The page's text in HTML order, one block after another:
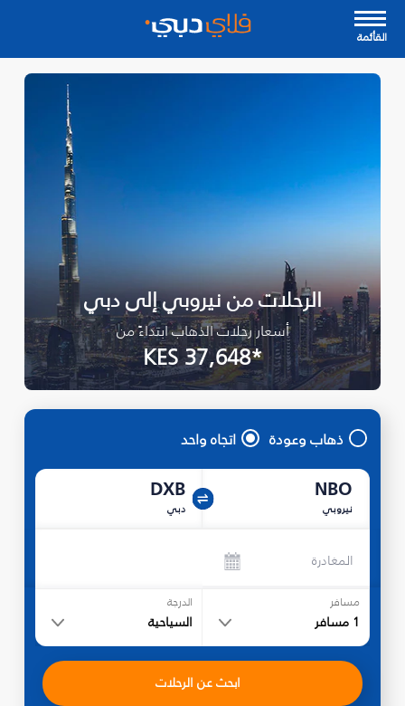
القأئمة
الرحلات من نيروبي إلى دبي
أسعار رحلات الذهاب ابتداءً من
*KES 37,648
ذهاب وعودة اتجاه واحد
NBO
نيروبي
DXB
دبي
المغادرة
مسافر
1 مسافر
الدرجة
السياحية
ابحث عن الرحلات